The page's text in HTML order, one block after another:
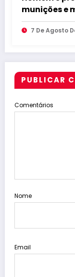
munições e
operação
7 De Agosto
PUBLICAR
Comentários
Nome
Email